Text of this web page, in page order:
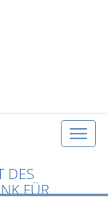
T
g
DES
FÜR